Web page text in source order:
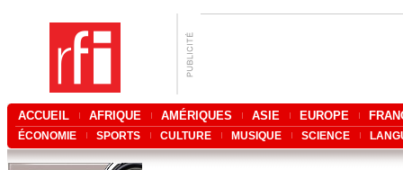
ACCUEIL AFRIQUE AMÉRIQUES ASIE EUROPE
ÉCONOMIE SPORTS CULTURE MUSIQUE SCIENCE